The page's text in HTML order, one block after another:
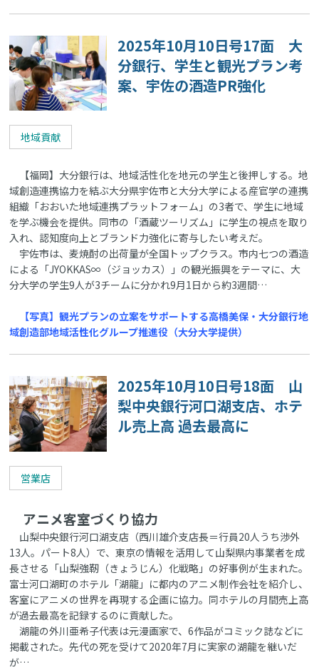
2025年10月10日号17面 大
分銀行、学生と観光プラン考
案、宇佐の酒造PR強化
地域貢献
【福岡】大分銀行は、地域活性化を地元の学生と後押しする。地
域創造連携協力を結ぶ大分県宇佐市と大分大学による産官学の連携
組織「おおいた地域連携プラットフォーム」の3者で、学生に地域
を学ぶ機会を提供。同市の「酒蔵ツーリズム」に学生の視点を取り
入れ、認知度向上とブランド力強化に寄与したい考えだ。
宇佐市は、麦焼酎の出荷量が全国トップクラス。市内七つの酒造
による「JYOKKAS∞（ジョッカス）」の観光振興をテーマに、大
分大学の学生9人が3チームに分かれ9月1日から約3週間…
【写真】観光プランの立案をサポートする高橋美保・大分銀行地
域創造部地域活性化グループ推進役（大分大学提供）
2025年10月10日号18面 山
梨中央銀行河口湖支店、ホテ
ル売上高 過去最高に
営業店
アニメ客室づくり協力
山梨中央銀行河口湖支店（西川雄介支店長＝行員20人うち渉外
13人。パート8人）で、東京の情報を活用して山梨県内事業者を成
長させる「山梨強靭（きょうじん）化戦略」の好事例が生まれた。
富士河口湖町のホテル「湖龍」に都内のアニメ制作会社を紹介し、
客室にアニメの世界を再現する企画に協力。同ホテルの月間売上高
が過去最高を記録するのに貢献した。
湖龍の外川亜希子代表は元漫画家で、6作品がコミック誌などに
掲載された。先代の死を受けて2020年7月に実家の湖龍を継いだ
が…